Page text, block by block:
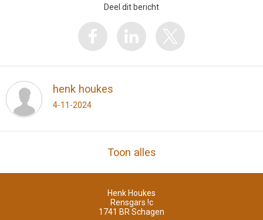
Deel dit bericht
henk houkes
4-11-2024
Toon alles
Henk Houkes
Rensgars !c
1741 BR Schagen